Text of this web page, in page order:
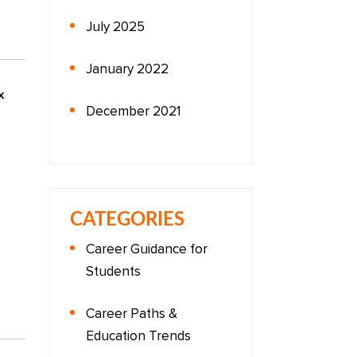
July 2025
January 2022
December 2021
CATEGORIES
Career Guidance for
Students
Career Paths &
Education Trends